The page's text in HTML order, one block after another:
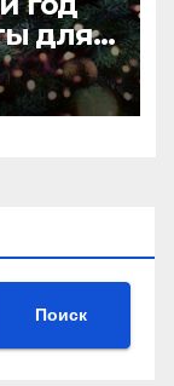
для
Поиск